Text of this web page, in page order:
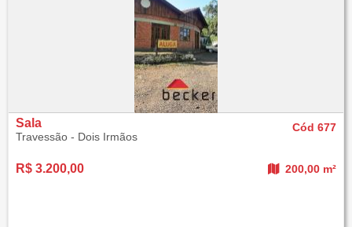
Sala
Travessão - Dois Irmãos
Cód 677
R$ 3.200,00 200,00 m²